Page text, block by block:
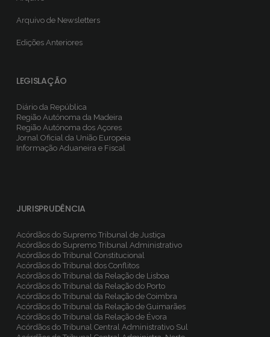
Arquivo de Newsletters
Edições Anteriores
LEGISLAÇÃO
Diário da República
Região Autónoma da Madeira
Região Autónoma dos Açores
Jornal Oficial da União Europeia
Informação Aduaneira e Fiscal
JURISPRUDÊNCIA
Acórdãos do Supremo Tribunal de Justiça
Acórdãos do Supremo Tribunal Administrativo
Acórdãos do Tribunal Constitucional
Acórdãos do Tribunal dos Conflitos
Acórdãos do Tribunal da Relação de Lisboa
Acórdãos do Tribunal da Relação do Porto
Acórdãos do Tribunal da Relação de Coimbra
Acórdãos do Tribunal da Relação de Guimarães
Acórdãos do Tribunal da Relação de Évora
Acórdãos do Tribunal Central Administrativo Sul